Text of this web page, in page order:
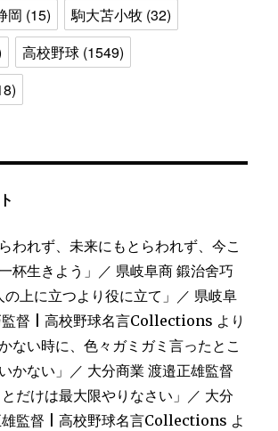
岡 (15) 駒大苫小牧 (32)
高校野球 (1549)
われず、未来にもとらわれず、今こ
杯生きよう」／ 県岐阜商 鍛治舍巧
の上に立つより役に立て」／ 県岐阜
監督 | 高校野球名言Collections より
ない時に、色々ガミガミ言ったとこ
かない」／ 大分商業 渡邉正雄監督
とだけは最大限やりなさい」／ 大分
雄監督 | 高校野球名言Collections よ